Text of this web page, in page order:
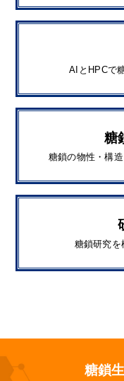
AIとHPCで
糖
糖鎖の物性・構
糖鎖研究を
糖鎖